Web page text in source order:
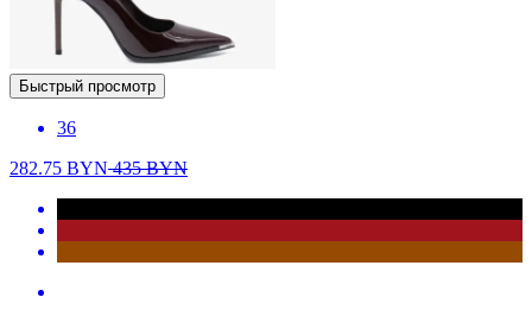
Быстрый просмотр
36
282.75 BYN435BYN